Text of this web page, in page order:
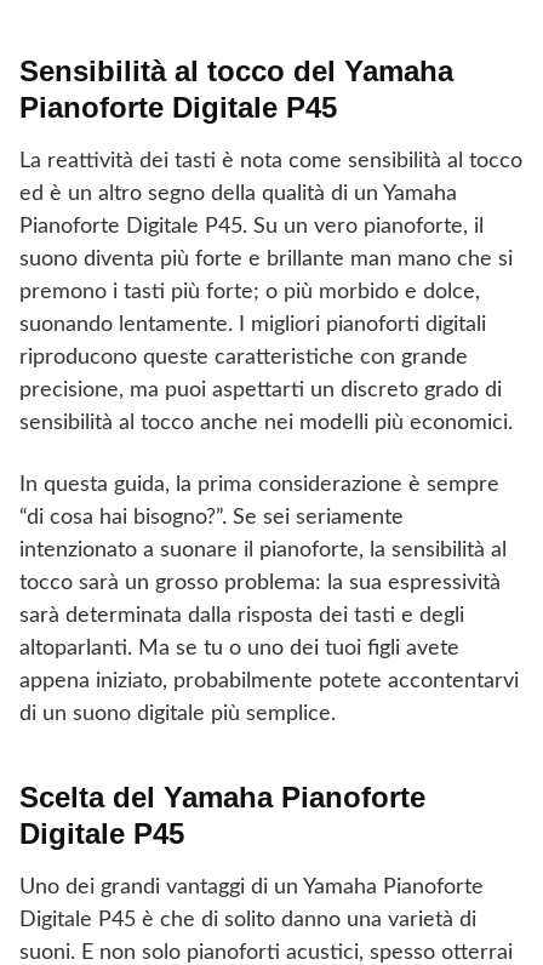
Sensibilità al tocco del Yamaha
Pianoforte Digitale P45
La reattività dei tasti è nota come sensibilità al tocco
ed è un altro segno della qualità di un Yamaha
Pianoforte Digitale P45. Su un vero pianoforte, il
suono diventa più forte e brillante man mano che si
premono i tasti più forte; o più morbido e dolce,
suonando lentamente. I migliori pianoforti digitali
riproducono queste caratteristiche con grande
precisione, ma puoi aspettarti un discreto grado di
sensibilità al tocco anche nei modelli più economici.
In questa guida, la prima considerazione è sempre
“di cosa hai bisogno?”. Se sei seriamente
intenzionato a suonare il pianoforte, la sensibilità al
tocco sarà un grosso problema: la sua espressività
sarà determinata dalla risposta dei tasti e degli
altoparlanti. Ma se tu o uno dei tuoi figli avete
appena iniziato, probabilmente potete accontentarvi
di un suono digitale più semplice.
Scelta del Yamaha Pianoforte
Digitale P45
Uno dei grandi vantaggi di un Yamaha Pianoforte
Digitale P45 è che di solito danno una varietà di
suoni. E non solo pianoforti acustici, spesso otterrai